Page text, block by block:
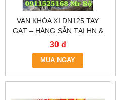
VAN KHÓA XI DN125 TAY
GẠT – HÀNG SẴN TẠI HN &
TP.HCM – GIAO TOÀN
30 đ
MUA NGAY